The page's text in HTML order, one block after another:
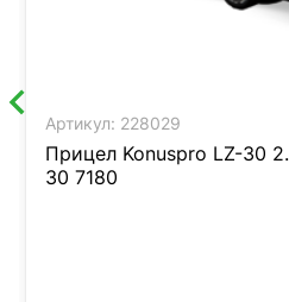
Артикул: 228029
Прицел Konuspro LZ-30
30 7180